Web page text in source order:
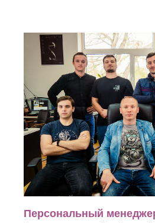
Персональный